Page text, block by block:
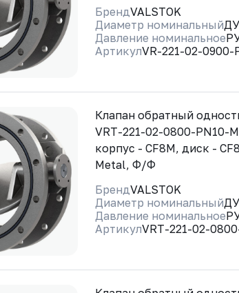
БрендVALSTOK
Диаметр номинальный
Давление номинальное
АртикулVR-221-02-0900-
Клапан обратный
VRT-221-02-0800-PN10-
корпус - CF8M, диск -
Metal, Ф/Ф
БрендVALSTOK
Диаметр номинальный
Давление номинальное
АртикулVRT-221-02-